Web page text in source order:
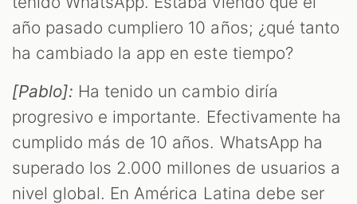
año pasado cumpliero 10 años; ¿qué tanto
ha cambiado la app en este tiempo?
[Pablo]: Ha tenido un cambio diría
progresivo e importante. Efectivamente ha
cumplido más de 10 años. WhatsApp ha
superado los 2.000 millones de usuarios a
nivel global. En América Latina debe ser